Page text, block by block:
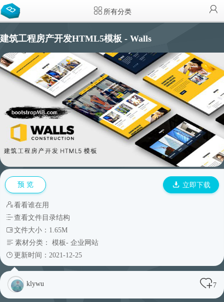
所有分类
建筑工程房产开发HTML5模板 - Walls
预 览 立即下载
看看谁在用
查看文件目录结构
文件大小：1.65M
素材分类： 模板- 企业网站
更新时间：2021-12-25
klywu 7